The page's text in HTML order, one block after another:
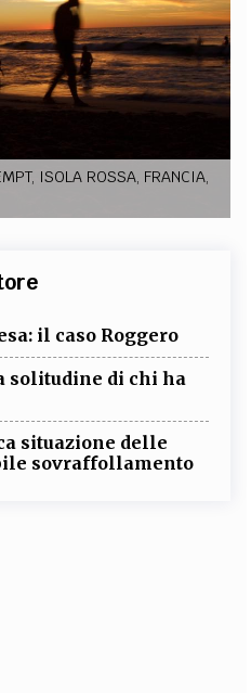
PUBBLICITÀ CONTATTI
MEDIA
ISOLA ROSSA, FRANCIA,
il caso Roggero
solitudine di chi ha
situazione delle
sovraffollamento